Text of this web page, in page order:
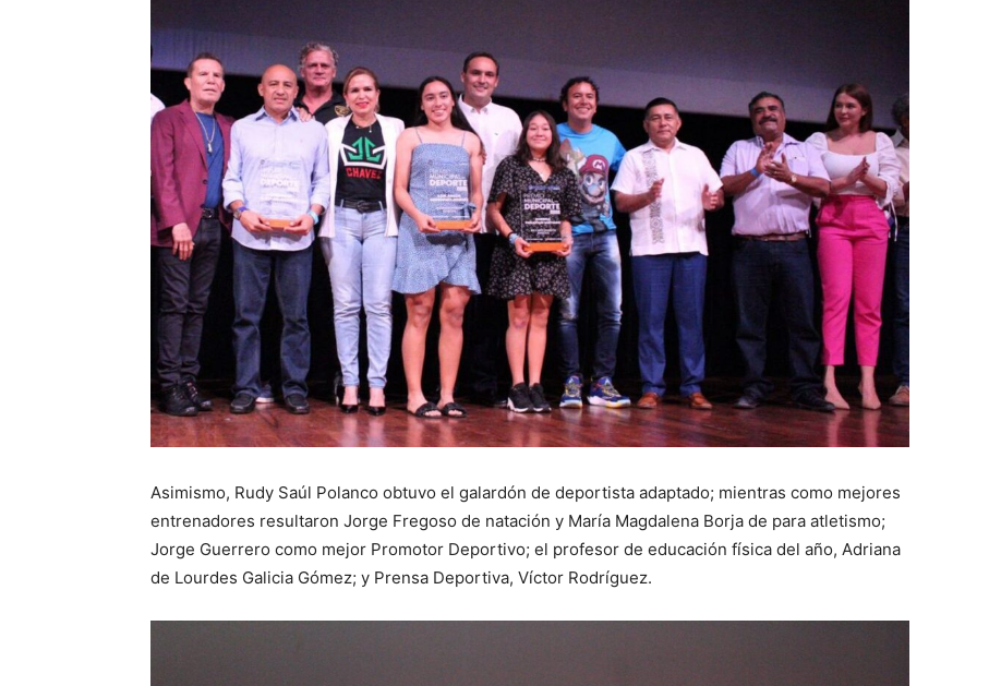
Asimismo, Rudy Saúl Polanco obtuvo el galardón de deportista adaptado; mientras como mejores
entrenadores resultaron Jorge Fregoso de natación y María Magdalena Borja de para atletismo;
Jorge Guerrero como mejor Promotor Deportivo; el profesor de educación física del año, Adriana
de Lourdes Galicia Gómez; y Prensa Deportiva, Víctor Rodríguez.